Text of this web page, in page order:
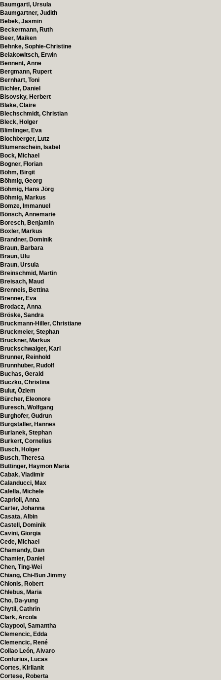
Baumgartl, Ursula
Baumgartner, Judith
Bebek, Jasmin
Beckermann, Ruth
Beer, Maiken
Behnke, Sophie-Christine
Belakowitsch, Erwin
Bennent, Anne
Bergmann, Rupert
Bernhart, Toni
Bichler, Daniel
Bisovsky, Herbert
Blake, Claire
Blechschmidt, Christian
Bleck, Holger
Blimlinger, Eva
Blochberger, Lutz
Blumenschein, Isabel
Bock, Michael
Bogner, Florian
Böhm, Birgit
Böhmig, Georg
Böhmig, Hans Jörg
Böhmig, Markus
Bomze, Immanuel
Bönsch, Annemarie
Boresch, Benjamin
Boxler, Markus
Brandner, Dominik
Braun, Barbara
Braun, Ulu
Braun, Ursula
Breinschmid, Martin
Breisach, Maud
Brenneis, Bettina
Brenner, Eva
Brodacz, Anna
Bröske, Sandra
Bruckmann-Hiller, Christiane
Bruckmeier, Stephan
Bruckner, Markus
Bruckschwaiger, Karl
Brunner, Reinhold
Brunnhuber, Rudolf
Buchas, Gerald
Buczko, Christina
Bulut, Özlem
Bürcher, Eleonore
Buresch, Wolfgang
Burghofer, Gudrun
Burgstaller, Hannes
Burianek, Stephan
Burkert, Cornelius
Busch, Holger
Busch, Theresa
Buttinger, Haymon Maria
Cabak, Vladimir
Calanducci, Max
Calella, Michele
Caprioli, Anna
Carter, Johanna
Casata, Albin
Castell, Dominik
Cavini, Giorgia
Cede, Michael
Chamandy, Dan
Chamier, Daniel
Chen, Ting-Wei
Chiang, Chi-Bun Jimmy
Chionis, Robert
Chlebus, Maria
Cho, Da-yung
Chytil, Cathrin
Clark, Arcola
Claypool, Samantha
Clemencic, Edda
Clemencic, René
Collao León, Alvaro
Confurius, Lucas
Cortes, Kirlianit
Cortese, Roberta